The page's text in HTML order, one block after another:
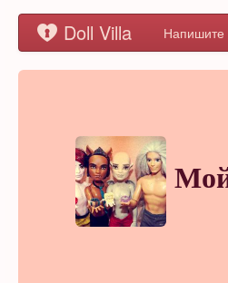
Doll Villa Напишите